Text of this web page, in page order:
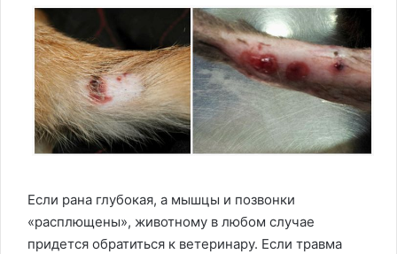
Если рана глубокая, а мышцы и позвонки
«расплющены», животному в любом случае
придется обратиться к ветеринару. Если травма